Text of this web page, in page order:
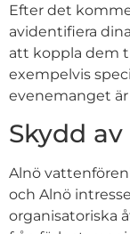
Efter det
avidentifiera
att koppla dem
exempelvis
evenemanget
Skydd
Alnö
och Alnö
organisatoriska